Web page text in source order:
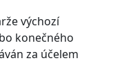
výchozí
konečného
za účelem